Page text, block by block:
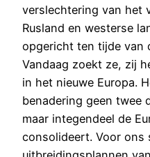
verslechtering van het
Rusland en westerse
opgericht ten tijde van
Vandaag zoekt ze, zij
in het nieuwe Europa.
benadering geen twee
maar integendeel de
consolideert. Voor ons